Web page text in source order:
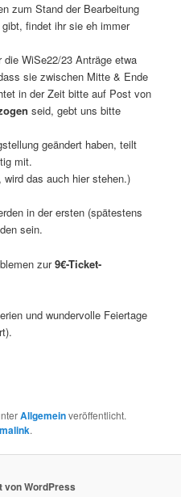
zum Stand der Bearbeitung
findet ihr sie eh immer
die WiSe22/23 Anträge etwa
sie zwischen Mitte & Ende
in der Zeit bitte auf Post von
seid, gebt uns bitte
geändert haben, teilt
mit.
das auch hier stehen.)
in der ersten (spätestens
sein.
zur9€-Ticket-
und wundervolle Feiertage
Allgemeinveröffentlicht.
.
von WordPress